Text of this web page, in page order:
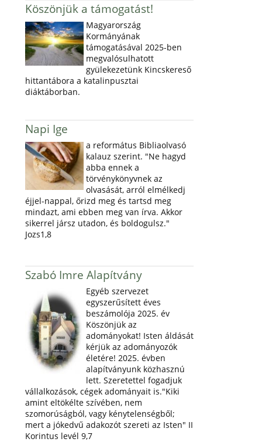
Köszönjük a támogatást!
Magyarország
Kormányának
támogatásával 2025-ben
megvalósulhatott
gyülekezetünk Kincskereső
hittantábora a katalinpusztai
diáktáborban.
Napi Ige
a református Bibliaolvasó
kalauz szerint. "Ne hagyd
abba ennek a
törvénykönyvnek az
olvasását, arról elmélkedj
éjjel-nappal, őrizd meg és tartsd meg
mindazt, ami ebben meg van írva. Akkor
sikerrel jársz utadon, és boldogulsz."
Jozs1,8
Szabó Imre Alapítvány
Egyéb szervezet
egyszerűsített éves
beszámolója 2025. év
Köszönjük az
adományokat! Isten áldását
kérjük az adományozók
életére! 2025. évben
alapítványunk közhasznú
lett. Szeretettel fogadjuk
vállalkozások, cégek adományait is."Kiki
amint eltökélte szívében, nem
szomorúságból, vagy kénytelenségből;
mert a jókedvű adakozót szereti az Isten" II
Korintus levél 9,7